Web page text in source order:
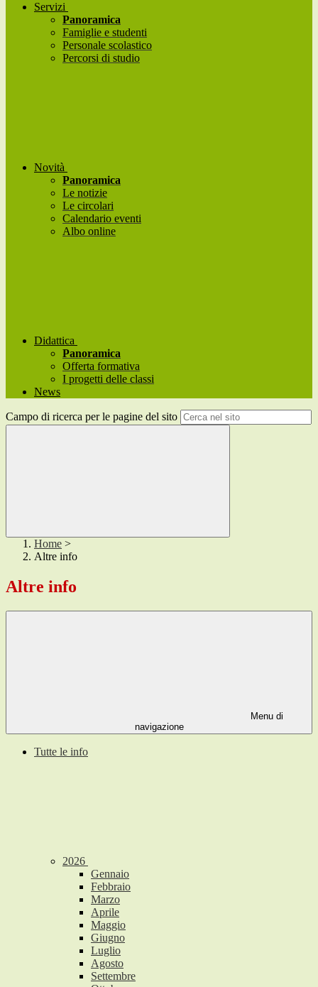
Servizi
Panoramica
Famiglie e studenti
Personale scolastico
Percorsi di studio
Novità
Panoramica
Le notizie
Le circolari
Calendario eventi
Albo online
Didattica
Panoramica
Offerta formativa
I progetti delle classi
News
Campo di ricerca per le pagine del sito
Home >
Altre info
Altre info
Menu di
navigazione
Tutte le info
2026
Gennaio
Febbraio
Marzo
Aprile
Maggio
Giugno
Luglio
Agosto
Settembre